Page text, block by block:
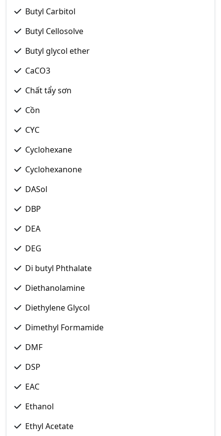
Butyl Carbitol
Butyl Cellosolve
Butyl glycol ether
CaCO3
Chất tẩy sơn
Cồn
CYC
Cyclohexane
Cyclohexanone
DASol
DBP
DEA
DEG
Di butyl Phthalate
Diethanolamine
Diethylene Glycol
Dimethyl Formamide
DMF
DSP
EAC
Ethanol
Ethyl Acetate